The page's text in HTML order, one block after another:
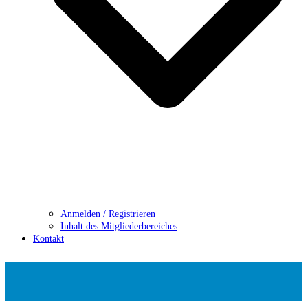
Anmelden / Registrieren
Inhalt des Mitgliederbereiches
Kontakt